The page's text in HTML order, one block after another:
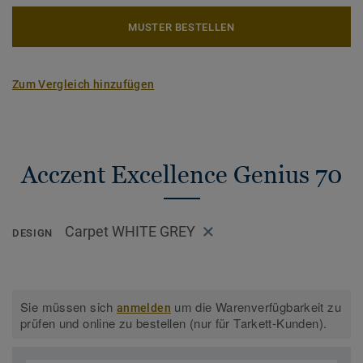
MUSTER BESTELLEN
Zum Vergleich hinzufügen
Acczent Excellence Genius 70
DESIGN Carpet WHITE GREY
Sie müssen sichanmelden um die Warenverfügbarkeit zu
prüfen und online zu bestellen (nur für Tarkett-Kunden).